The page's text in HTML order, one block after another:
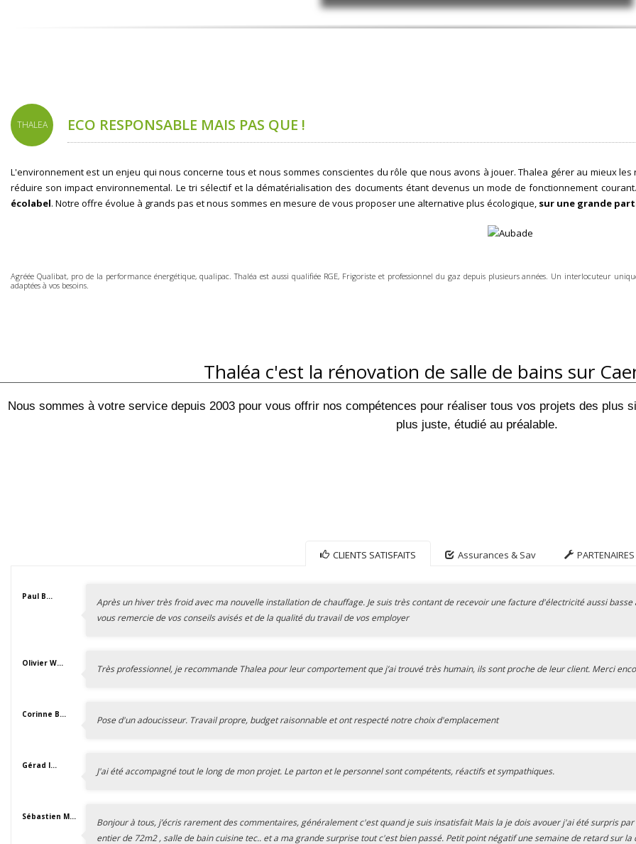
THALEA ECO RESPONSABLE MAIS PAS QUE !
L'environnement est un enjeu qui nous concerne tous et nous sommes conscientes du rôle que nous avons à jouer. Thalea gérer au mieux
réduire son impact environnemental. Le tri sélectif et la dématérialisation des documents étant devenus un mode de fonctionnement courant.
écolabel. Notre offre évolue à grands pas et nous sommes en mesure de vous proposer une alternative plus écologique, sur une grande
Agréée Qualibat, pro de la performance énergétique, qualipac. Thaléa est aussi qualifiée RGE, Frigoriste et professionnel du gaz depuis plusieurs années. Un interlocuteur
adaptées à vos besoins.
Thaléa c'est la rénovation de salle de bains sur
Nous sommes à votre service depuis 2003 pour vous offrir nos compétences pour réaliser tous vos projets des plus
plus juste, étudié au préalable.
CLIENTS SATISFAITS Assurances & Sav PARTENAIRES
Paul B...
Après un hiver très froid avec ma nouvelle installation de chauffage. Je suis très contant de recevoir une facture d'électricité aussi
vous remercie de vos conseils avisés et de la qualité du travail de vos employer
Olivier W... Très professionnel, je recommande Thalea pour leur comportement que j’ai trouvé très humain, ils sont proche de leur client. Merci
Corinne B... Pose d'un adoucisseur. Travail propre, budget raisonnable et ont respecté notre choix d'emplacement
Gérad l... J'ai été accompagné tout le long de mon projet. Le parton et le personnel sont compétents, réactifs et sympathiques.
Sébastien M...
Bonjour à tous, j’écris rarement des commentaires, généralement c'est quand je suis insatisfait Mais la je dois avouer j'ai été surpris
entier de 72m2 , salle de bain cuisine tec.. et a ma grande surprise tout c'est bien passé. Petit point négatif une semaine de retard sur